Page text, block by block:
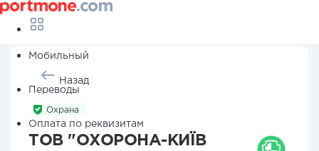
Мобильный
Переводы
Оплата по реквизитам
Назад
Охрана
ТОВ "ОХОРОНА-КИЇВ